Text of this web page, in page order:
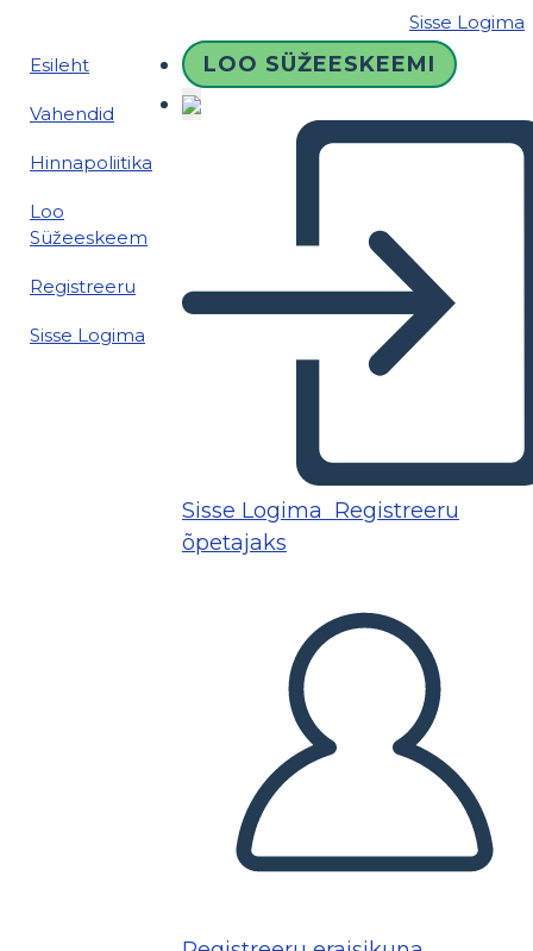
Sisse Logima
Esileht
Vahendid
Hinnapoliitika
Loo
Süžeeskeem
Registreeru
Sisse Logima
LOO SÜŽEESKEEMI
Sisse Logima Registreeru
õpetajaks